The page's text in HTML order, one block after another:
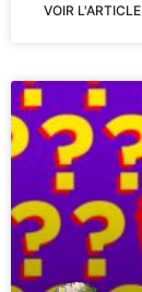
VOIR L'ARTICLE